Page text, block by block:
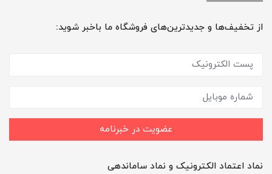
از تخفیف‌ها و جدیدترین‌های فروشگاه ما باخبر شوید:
عضویت در خبرنامه
نماد اعتماد الکترونیک و نماد ساماندهی